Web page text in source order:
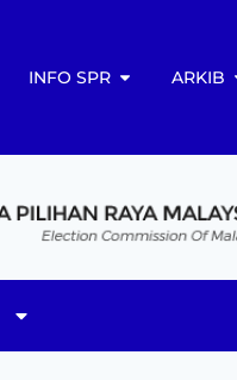
INFO SPR ARKIB